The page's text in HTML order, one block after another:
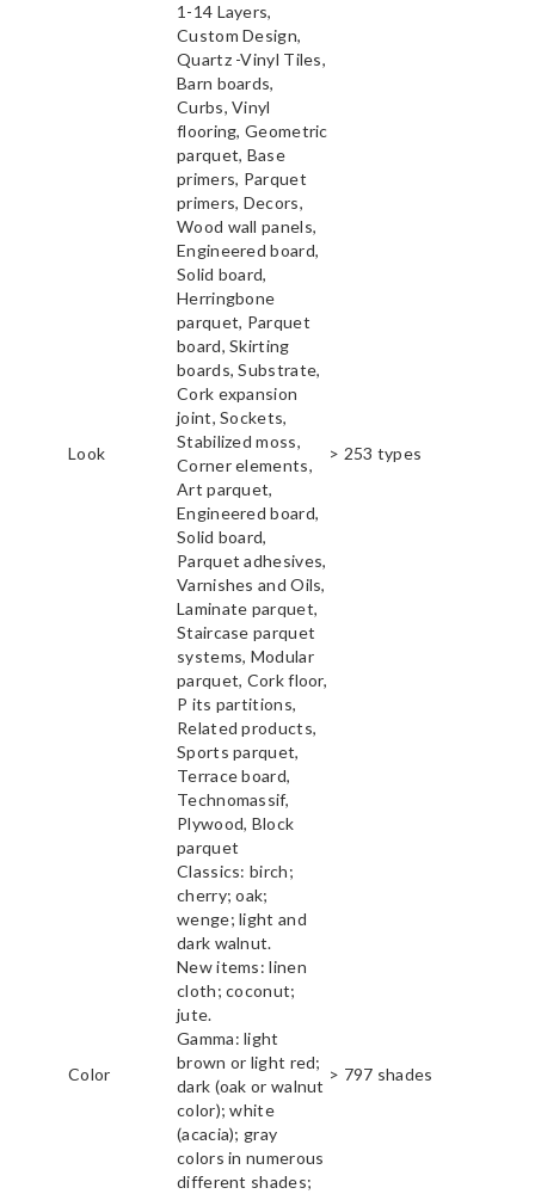
1-14 Layers,
Custom Design,
Look
Quartz -Vinyl Tiles,
Barn boards,
Curbs, Vinyl
flooring, Geometric
parquet, Base
primers, Parquet
primers, Decors,
Wood wall panels,
Engineered board,
Solid board,
Herringbone
parquet, Parquet
board, Skirting
boards, Substrate,
Cork expansion
joint, Sockets,
Stabilized moss,
Corner elements,
Art parquet,
Engineered board,
Solid board,
Parquet adhesives,
Varnishes and Oils,
Laminate parquet,
Staircase parquet
systems, Modular
parquet, Cork floor,
P its partitions,
Related products,
Sports parquet,
Terrace board,
Technomassif,
Plywood, Block
parquet
> 253 types
Color
Classics: birch;
cherry; oak;
wenge; light and
dark walnut.
New items: linen
cloth; coconut;
jute.
Gamma: light
brown or light red;
dark (oak or walnut
color); white
(acacia); gray
colors in numerous
different shades;
> 797 shades